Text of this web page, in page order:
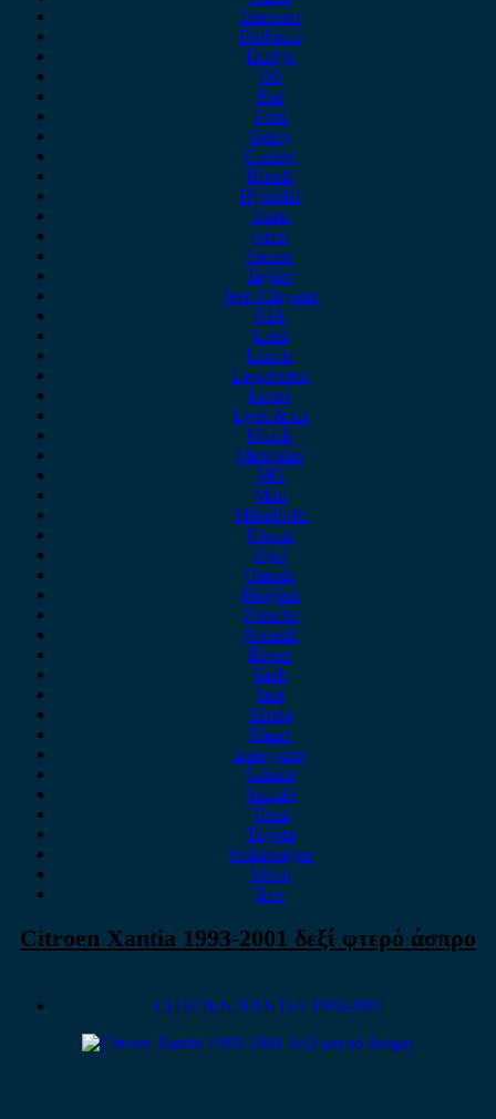
Daewoo
Daihatsu
Dodge
DS
Fiat
Ford
Geely
Gonow
Honda
Hyundai
Isuzu
iveco
Jaecoo
Jaguar
Jeep Chrysler
KIA
Lada
Lancia
Leapmotor
Lexus
Lynk & co
Mazda
Mercedes
MG
Mini
Mitsubishi
Nissan
Opel
Omoda
Peugeot
Porsche
Renault
Rover
Saab
Seat
Skoda
Smart
ssangyong
Subaru
Suzuki
Tesla
Toyota
Volkswagen
Volvo
Xev
Citroen Xantia 1993-2001 δεξί φτερό άσπρο
CITROEN XANTIA 1993-2001